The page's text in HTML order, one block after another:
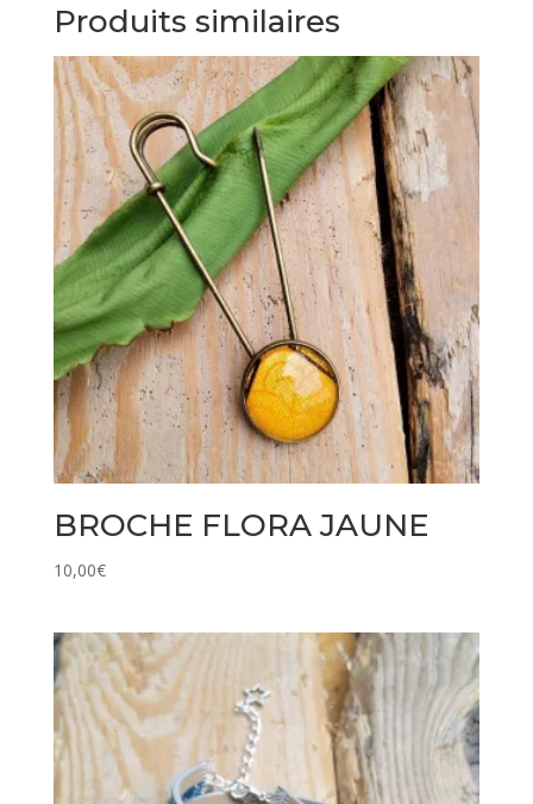
Produits similaires
BROCHE FLORA JAUNE
10,00€